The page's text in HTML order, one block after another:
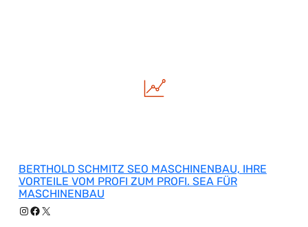
BERTHOLD SCHMITZ SEO MASCHINENBAU, IHRE
VORTEILE VOM PROFI ZUM PROFI. SEA FÜR
MASCHINENBAU
Instagram
Facebook
X